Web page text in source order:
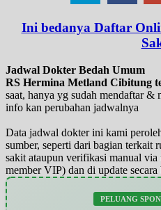
Ini bedanya Daftar
Jadwal Dokter Bedah Umum
RS Hermina Metland Cibitung
saat, hanya yg sudah mendaftar &
info kan perubahan jadwalnya
Data jadwal dokter ini kami
sumber, seperti dari bagian terkait
sakit ataupun verifikasi manual
member VIP) dan di update secara
PELUANG